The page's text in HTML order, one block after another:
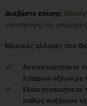
Διαβάστε επίσης:
επιστροφής σε γνώριμες
Μερικές αλλαγές που θα
Αντικαταστήσετε
λιπαρών οξέων με
καθώς αυξάνουν